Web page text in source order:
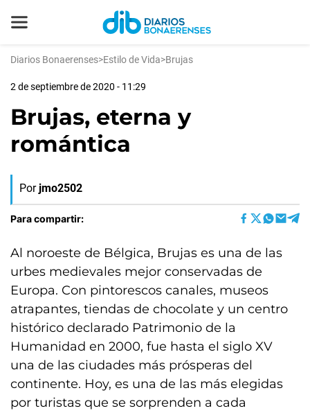
Diarios Bonaerenses>Estilo de Vida>Brujas
2 de septiembre de 2020 - 11:29
Brujas, eterna y
romántica
Por jmo2502
Para compartir:
Al noroeste de Bélgica, Brujas es una de las
urbes medievales mejor conservadas de
Europa. Con pintorescos canales, museos
atrapantes, tiendas de chocolate y un centro
histórico declarado Patrimonio de la
Humanidad en 2000, fue hasta el siglo XV
una de las ciudades más prósperas del
continente. Hoy, es una de las más elegidas
por turistas que se sorprenden a cada